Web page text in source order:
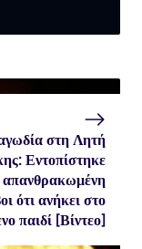
στη Λητή
Εντοπίστηκε
απανθρακωμένη
ότι ανήκει στο
παιδί [Βίντεο]